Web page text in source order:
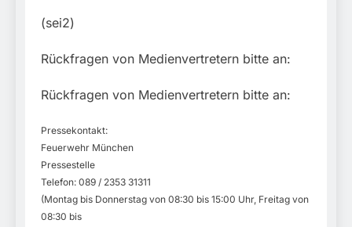
(sei2)
Rückfragen von Medienvertretern bitte an:
Rückfragen von Medienvertretern bitte an:
Pressekontakt:
Feuerwehr München
Pressestelle
Telefon: 089 / 2353 31311
(Montag bis Donnerstag von 08:30 bis 15:00 Uhr, Freitag von
08:30 bis